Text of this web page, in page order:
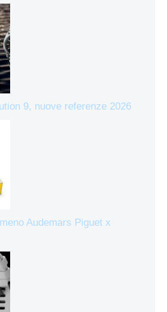
9, nuove referenze 2026
Audemars Piguet x